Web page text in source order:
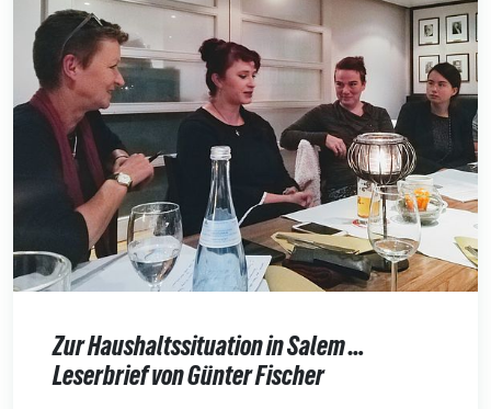
Zur Haushaltssituation in Salem …
Leserbrief von Günter Fischer